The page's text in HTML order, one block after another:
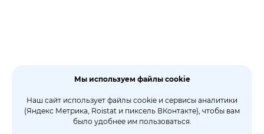
Мы используем файлы cookie
Наш сайт использует файлы cookie и сервисы аналитики
(Яндекс Метрика, Roistat и пиксель ВКонтакте), чтобы вам
было удобнее им пользоваться.